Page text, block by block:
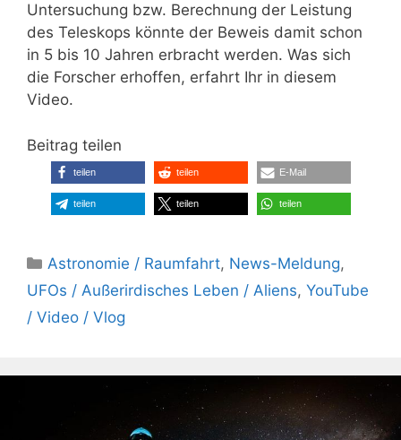
Untersuchung bzw. Berechnung der Leistung
des Teleskops könnte der Beweis damit schon
in 5 bis 10 Jahren erbracht werden. Was sich
die Forscher erhoffen, erfahrt Ihr in diesem
Video.
Beitrag teilen
teilen teilen E-Mail
teilen teilen teilen
Kategorien
Astronomie / Raumfahrt, News-Meldung,
UFOs / Außerirdisches Leben / Aliens, YouTube
/ Video / Vlog